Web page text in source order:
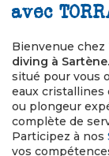
avec
Bienvenue chez
diving à Sartène
situé pour vous
eaux cristallines
ou plongeur
complète de
Participez à nos
vos